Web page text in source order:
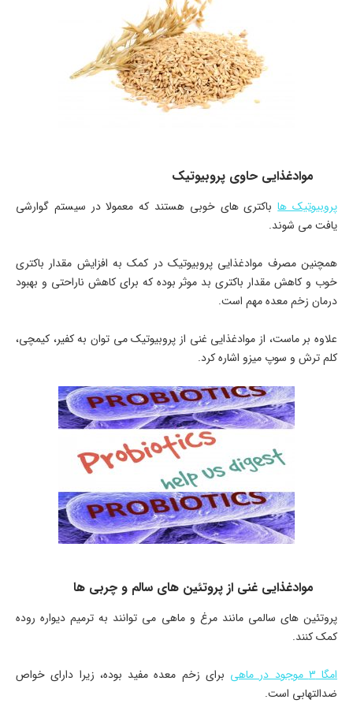
موادغذایی حاوی پروبیوتیک
پروبیوتیک هاباکتری های خوبی هستند که معمولا در سیستم گوارشی
یافت می شوند.
همچنین مصرف موادغذایی پروبیوتیک در کمک به افزایش مقدار باکتری
خوب و کاهش مقدار باکتری بد موثر بوده که برای کاهش ناراحتی و بهبود
درمان زخم معده مهم است.
علاوه بر ماست، از موادغذایی غنی از پروبیوتیک می توان به کفیر، کیمچی،
کلم ترش و سوپ میزو اشاره کرد.
موادغذایی غنی از پروتئین های سالم و چربی ها
پروتئین های سالمی مانند مرغ و ماهی می توانند به ترمیم دیواره روده
کمک کنند.
امگا 3 موجود در ماهی
برای زخم معده مفید بوده، زیرا دارای خواص
ضدالتهابی است.